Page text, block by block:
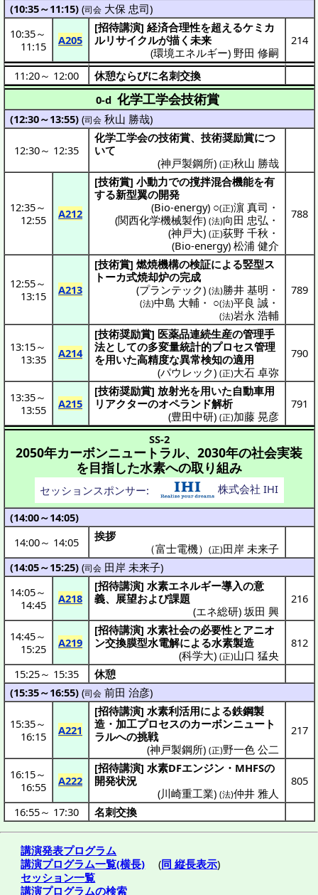
(10:35～11:15)(司会 大保 忠司)
10:35～
11:15
A205
[招待講演] 経済合理性を超えるケミカ
ルリサイクルが描く 未来
(環境エネルギー) 野田 修嗣
214
11:20～ 12:00
休憩ならびに名刺交換
0-d 化学工学会技術賞
(12:30～13:55)(司会 秋山 勝哉)
12:30～ 12:35
化学工学会の技術賞、技術奨励賞につ
いて
(神戸製鋼所)(正)秋山 勝哉
12:35～
12:55
A212
[技術賞] 小動力での撹拌混合機能を有
する新型翼の開発
(Bio-energy) ○(正)濵 真司 ・
(関西化学機械製作)(法)向田 忠弘 ・
(神戸大)(正)荻野 千秋 ・
(Bio-energy)松浦 健介
788
12:55～
13:15
A213
[技術賞] 燃焼機構の検証による竪型ス
トーカ式焼却炉の完成
(プランテック)(法)勝井 基明 ・
(法)中島 大輔 ・ ○(法)平良 誠 ・
(法)岩永 浩輔
789
13:15～
13:35
A214
[技術奨励賞] 医薬品連続生産の管理手
法としての多変量統計的プロセス管理
を用いた高精度な異常検知の適用
(パウレック)(正)大石 卓弥
790
13:35～
13:55
A215
[技術奨励賞] 放射光を用いた自動車用
リアクターのオペランド解析
(豊田中研)(正)加藤 晃彦
791
SS-2
2050年カーボンニュートラル、2030年の社会実装
を目指した水素への取り組み
セッションスポンサー: 株式会社 IHI
(14:00～14:05)
14:00～ 14:05
挨拶
（富士電機）(正)田岸 未来子
(14:05～15:25)(司会 田岸 未来子)
14:05～
14:45
A218
[招待講演] 水素エネルギー導入の意
義、 展望および課題
(エネ総研)坂田 興
216
14:45～
15:25
A219
[招待講演] 水素社会の必要性とアニオ
ン交換膜型水電解による水素製造
(科学大)(正)山口 猛央
812
15:25～ 15:35
休憩
(15:35～16:55)(司会 前田 治彦)
15:35～
16:15
A221
[招待講演] 水素利活用による鉄鋼製
造・ 加工プロセスのカーボンニュート
ラルへの挑戦
(神戸製鋼所)(正)野一色 公二
217
16:15～
16:55
A222
[招待講演] 水素DFエンジン・MHFSの
開発状況
(川崎重工業)(法)仲井 雅人
805
16:55～ 17:30 名刺交換
講演発表プログラム
講演プログラム一覧(横長) (同 縦長表示)
セッション一覧
講演プログラムの検索